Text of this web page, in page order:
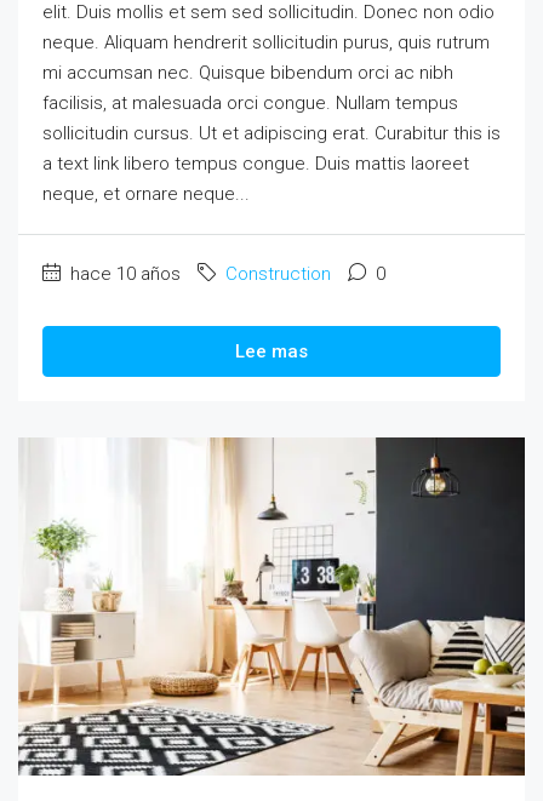
elit. Duis mollis et sem sed sollicitudin. Donec non odio
neque. Aliquam hendrerit sollicitudin purus, quis rutrum
mi accumsan nec. Quisque bibendum orci ac nibh
facilisis, at malesuada orci congue. Nullam tempus
sollicitudin cursus. Ut et adipiscing erat. Curabitur this is
a text link libero tempus congue. Duis mattis laoreet
neque, et ornare neque...
hace 10 años Construction 0
Lee mas